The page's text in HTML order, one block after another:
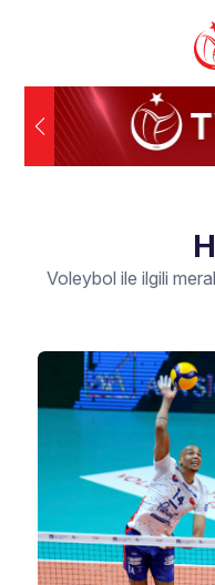
Voleybol ile ilgili